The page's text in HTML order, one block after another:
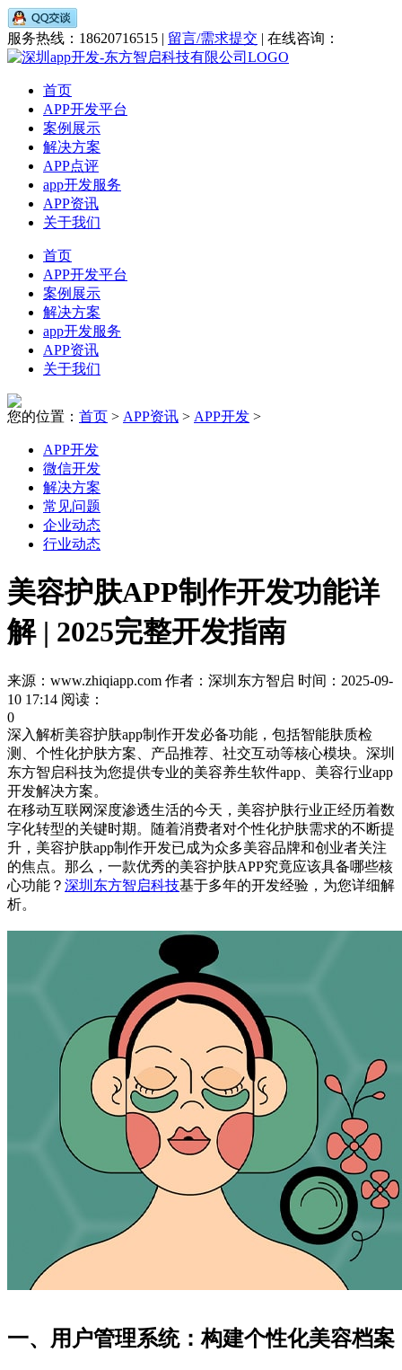
服务热线：18620716515 | 留言/需求提交 | 在线咨询：
首页
APP开发平台
案例展示
解决方案
APP点评
app开发服务
APP资讯
关于我们
首页
APP开发平台
案例展示
解决方案
app开发服务
APP资讯
关于我们
您的位置： 首页 > APP资讯 > APP开发 >
APP开发
微信开发
解决方案
常见问题
企业动态
行业动态
美容护肤APP制作开发功能详
解 | 2025完整开发指南
来源：www.zhiqiapp.com 作者：深圳东方智启 时间：2025-09-
10 17:14 阅读：
0
深入解析美容护肤app制作开发必备功能，包括智能肤质检
测、个性化护肤方案、产品推荐、社交互动等核心模块。深圳
东方智启科技为您提供专业的美容养生软件app、美容行业app
开发解决方案。
在移动互联网深度渗透生活的今天，美容护肤行业正经历着数
字化转型的关键时期。随着消费者对个性化护肤需求的不断提
升，美容护肤app制作开发已成为众多美容品牌和创业者关注
的焦点。那么，一款优秀的美容护肤APP究竟应该具备哪些核
心功能？ 深圳东方智启科技基于多年的开发经验，为您详细解
析。
一、用户管理系统：构建个性化美容档案